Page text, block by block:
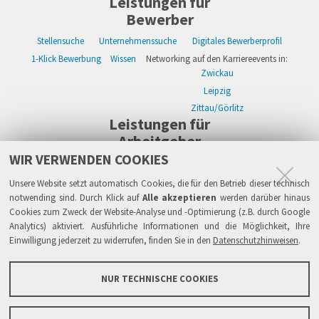
WIR VERWENDEN COOKIES
Unsere Website setzt automatisch Cookies, die für den Betrieb dieser technisch
notwending sind. Durch Klick auf Alle akzeptieren werden darüber hinaus
Cookies zum Zweck der Website-Analyse und -Optimierung (z.B. durch Google
Analytics) aktiviert. Ausführliche Informationen und die Möglichkeit, Ihre
Einwilligung jederzeit zu widerrufen, finden Sie in den Datenschutzhinweisen.
NUR TECHNISCHE COOKIES
Bewerber
Stellensuche Unternehmenssuche
Digitales Bewerberprofil
1-Klick Bewerbung
Wissen
Networking auf den Karriereevents in:
Zwickau
Leipzig
Zittau/Görlitz
Leistungen für
Arbeitgeber
WIKWAY Online-Recruiting Kostenloses Firmenprofil
Alle Einzelleistungen
Wissen
Live-Recruiting auf Karriereevents in:
Zwickau
Leipzig
Zittau/Görlitz
Sicherheit
Links
FAQGrundsätze & SicherheitÜber WIKWAYNews & PresseBarrierefreiheit